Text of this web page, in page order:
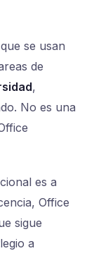
se usan
de
,
No es una
es a
Office
sigue
a